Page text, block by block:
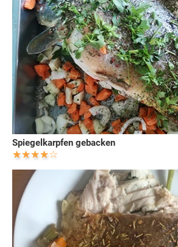
Spiegelkarpfen gebacken